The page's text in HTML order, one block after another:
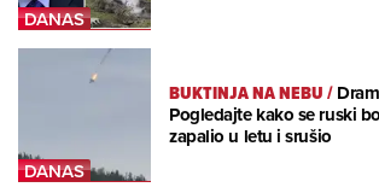
BUKTINJA NA NEBU/
Pogledajte kako se ruski
zapalio u letu i srušio